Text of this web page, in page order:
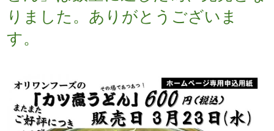
りました。ありがとうございま
す。